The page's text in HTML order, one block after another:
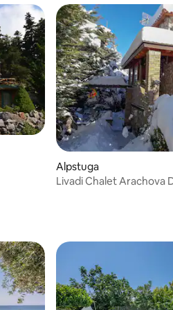
Alpstuga
Livadi Chalet Arachova